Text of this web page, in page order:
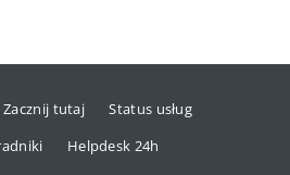
Zacznij tutaj
Status usług
Helpdesk 24h